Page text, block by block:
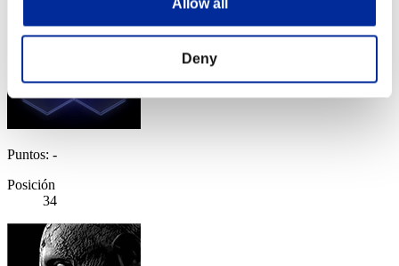
Allow all
Deny
Puntos: -
Posición
34